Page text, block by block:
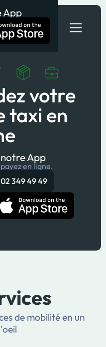
App
votre
taxi en
App
en ligne.
02 349 49 49
de mobilité en un